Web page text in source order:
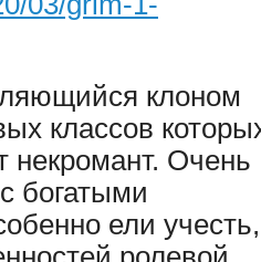
клоном
классов
некромант. Очень
богатыми
ели учесть,